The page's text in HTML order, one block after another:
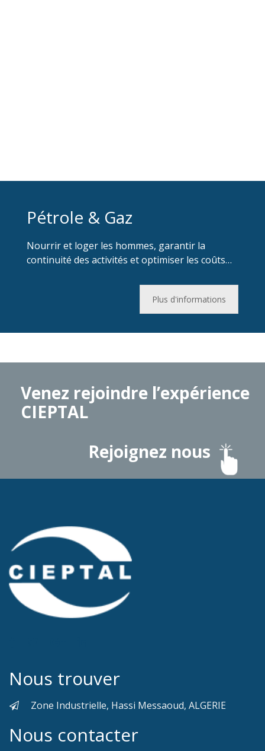
Pétrole & Gaz
Nourrir et loger les hommes, garantir la
continuité des activités et optimiser les coûts…
Plus d'informations
Venez rejoindre l’expérience
CIEPTAL
Rejoignez nous
Nous trouver
Zone Industrielle, Hassi Messaoud, ALGERIE
Nous contacter